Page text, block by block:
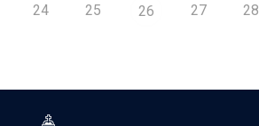
24 25 26 27 28